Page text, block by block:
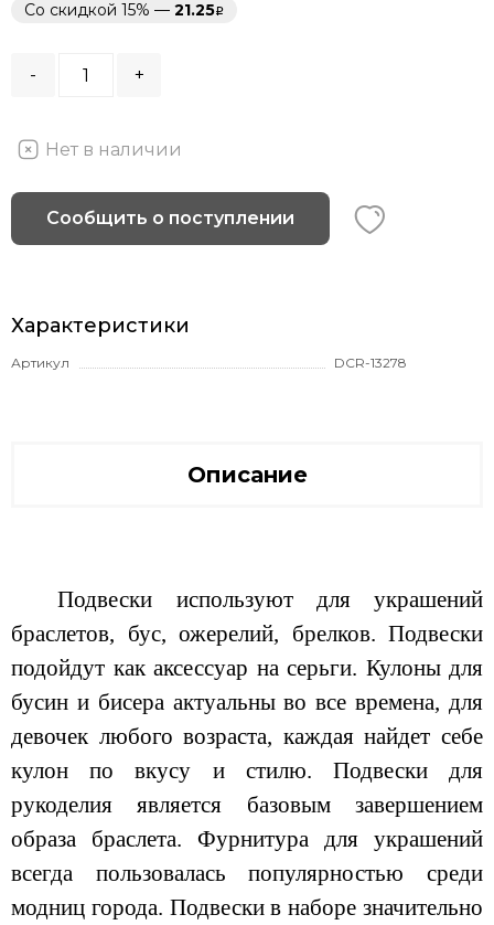
Со скидкой 15% — 21.25
- +
Нет в наличии
Сообщить о поступлении
Характеристики
Артикул DCR-13278
Описание
Подвески используют для украшений
браслетов, бус, ожерелий, брелков. Подвески
подойдут как аксессуар на серьги. Кулоны для
бусин и бисера актуальны во все времена, для
девочек любого возраста, каждая найдет себе
кулон по вкусу и стилю. Подвески для
рукоделия является базовым завершением
образа браслета. Фурнитура для украшений
всегда пользовалась популярностью среди
модниц города. Подвески в наборе значительно